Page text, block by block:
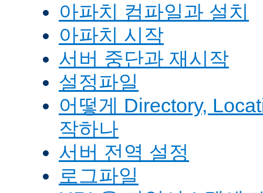
아파치 컴파일과 설치
아파치 시작
서버 중단과 재시작
설정파일
어떻게 Directory,
작하나
서버 전역 설정
로그파일